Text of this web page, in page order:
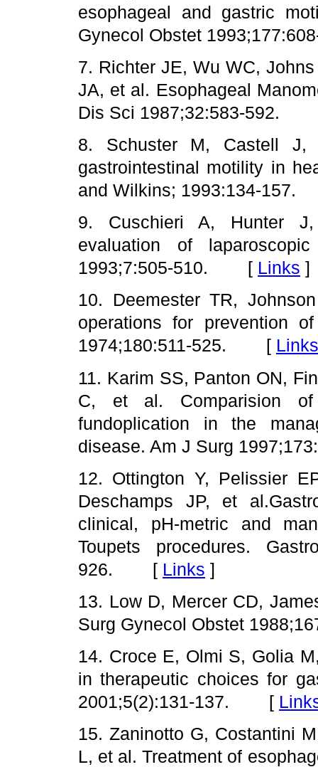
esophageal and gastric
Gynecol Obstet
7. Richter JE, Wu WC,
JA, et al. Esophageal
Dis Sci 1987;32:583-
8. Schuster M, Castell J,
gastrointestinal motility in
and Wilkins; 1993:134-
9. Cuschieri A, Hunter J,
evaluation of
1993;7:505-510. [ Links ]
10. Deemester TR,
operations for prevention
1974;180:511-525. [ Links
11. Karim SS, Panton ON,
C, et al. Comparision of
fundoplication in the
disease. Am J Surg
12. Ottington Y, Pelissier
Deschamps JP, et
clinical, pH-metric and
Toupets procedures.
926. [ Links ]
13. Low D, Mercer CD,
Surg Gynecol Obstet
14. Croce E, Olmi S, Golia
in therapeutic choices for
2001;5(2):131-137. [
15. Zaninotto G, Costantini
L, et al. Treatment of